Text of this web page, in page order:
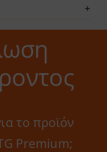
το προϊόν
Premium;